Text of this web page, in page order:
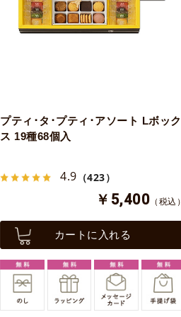
プティ･タ･プティ･アソート Lボック
ス 19種68個入
4.9 （423）
￥5,400 （税込）
カートに入れる